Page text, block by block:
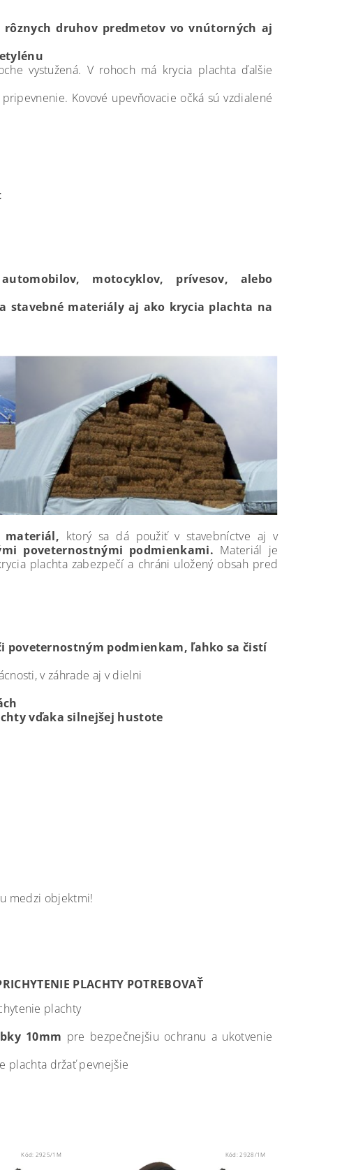
rôznych druhov predmetov vo vnútorných aj
vystužená. V rohoch má krycia plachta ďalšie
Kovové upevňovacie očká sú vzdialené
motocyklov, prívesov, alebo
stavebné materiály aj ako krycia plachta na
ktorý sa dá použiť v stavebníctve aj v
poveternostnými podmienkami. Materiál je
plachta zabezpečí a chráni uložený obsah pred
poveternostným podmienkam, ľahko sa čistí
v záhrade aj v dielni
vďaka silnejšej hustote
medzi objektmi!
PLACHTY POTREBOVAŤ
plachty
10mm pre bezpečnejšiu ochranu a ukotvenie
plachta držať pevnejšie
Kód: 2925/1M Kód:2928/1M